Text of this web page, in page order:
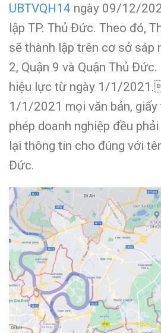
UBTVQH14 ngày 09/12/
lập TP. Thủ Đức. Theo đó,
sẽ thành lập trên cơ sở sáp
2, Quận 9 và Quận Thủ
hiệu lực từ ngày 1/1/
1/1/2021 mọi văn bản, giấy
phép doanh nghiệp đều
lại thông tin cho đúng với
Đức.